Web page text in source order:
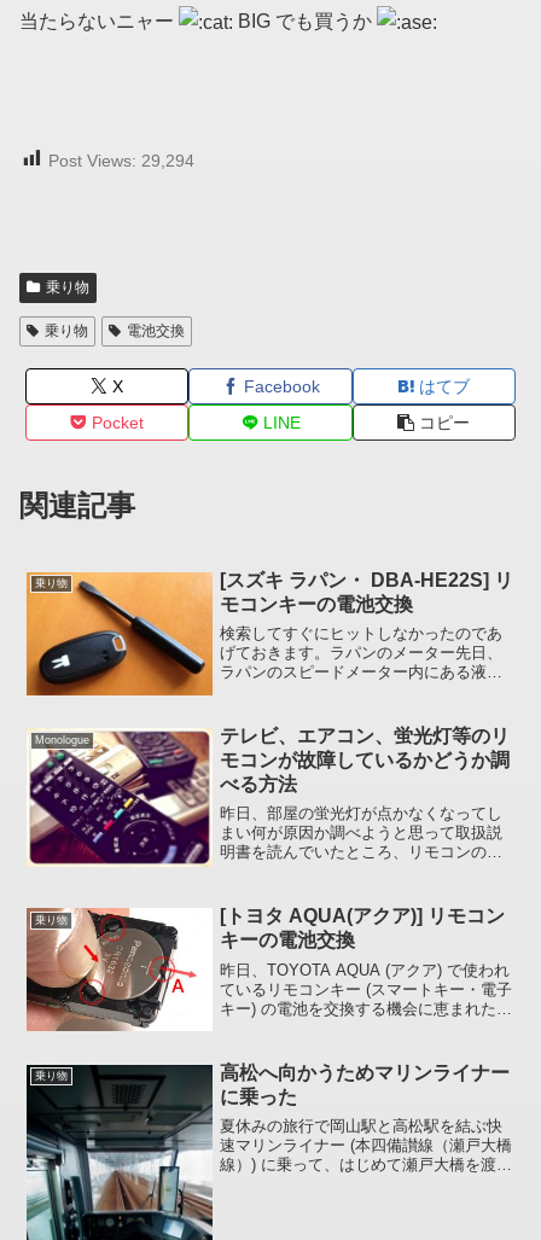
当たらないニャー
BIG でも買うか
Post Views: 29,294
乗り物
乗り物 電池交換
X Facebook
はてブ
Pocket
LINE コピー
関連記事
乗り物
[スズキ ラパン・ DBA-HE22S] リ
モコンキーの電池交換
検索してすぐにヒットしなかったのであ
げておきます。ラパンのメーター先日、
ラパンのスピードメーター内にある液晶
といったような警告が表示されたのでさ
っそく取扱説明書を取り出...
Monologue
テレビ、エアコン、蛍光灯等のリ
モコンが故障しているかどうか調
べる方法
昨日、部屋の蛍光灯が点かなくなってし
まい何が原因か調べようと思って取扱説
明書を読んでいたところ、リモコンの動
す。注)「リモコン 故障」でネット検索し
たところ、調...
乗り物
[トヨタ AQUA(アクア)] リモコン
キーの電池交換
昨日、TOYOTA AQUA (アクア) で使われ
ているリモコンキー (スマートキー・電子
キー) の電池を交換する機会に恵まれたの
ても過去 3 回しか投稿していませ...
乗り物
高松へ向かうためマリンライナー
に乗った
夏休みの旅行で岡山駅と高松駅を結ぶ快
速マリンライナー (本四備讃線（瀬戸大橋
線）) に乗って、はじめて瀬戸大橋を渡り